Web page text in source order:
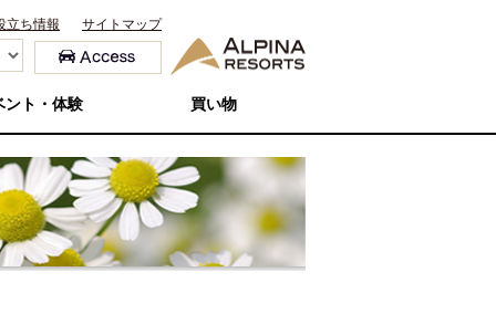
立ち情報 サイトマップ
ント・体験 買い物